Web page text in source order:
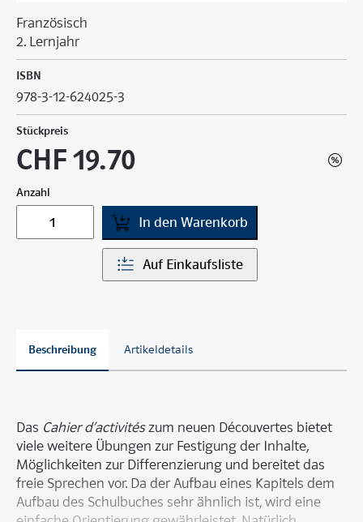
Französisch
2. Lernjahr
ISBN
978-3-12-624025-3
Stückpreis
CHF 19.70
Anzahl
In den Warenkorb
Auf Einkaufsliste
Beschreibung Artikeldetails
Das Cahier d‘activitészum neuen Découvertes bietet
viele weitere Übungen zur Festigung der Inhalte,
Möglichkeiten zur Differenzierung und bereitet das
freie Sprechen vor. Da der Aufbau eines Kapitels dem
Aufbau des Schulbuches sehr ähnlich ist, wird eine